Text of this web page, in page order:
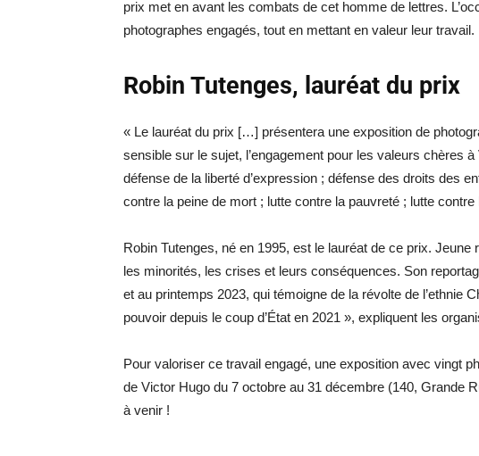
prix met en avant les combats de cet homme de lettres.
photographes engagés, tout en mettant en valeur leur travail.
Robin Tutenges, lauréat du prix
« Le lauréat du prix […] présentera une exposition de
sensible sur le sujet, l’engagement pour les valeurs chères
défense de la liberté d’expression ; défense des droits des
contre la peine de mort ; lutte contre la pauvreté ; lutte contre
Robin Tutenges, né en 1995, est le lauréat de ce prix.
les minorités, les crises et leurs conséquences. Son
et au printemps 2023, qui témoigne de la révolte de l’ethnie
pouvoir depuis le coup d’État en 2021 », expliquent les
Pour valoriser ce travail engagé, une exposition avec vingt
de Victor Hugo du 7 octobre au 31 décembre (140, Grande
à venir !